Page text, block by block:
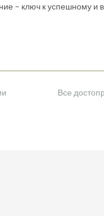
– ключ к успешному и
Все